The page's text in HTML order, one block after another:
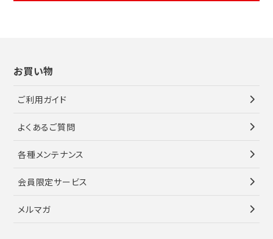
お買い物
ご利用ガイド
よくあるご質問
各種メンテナンス
会員限定サービス
メルマガ